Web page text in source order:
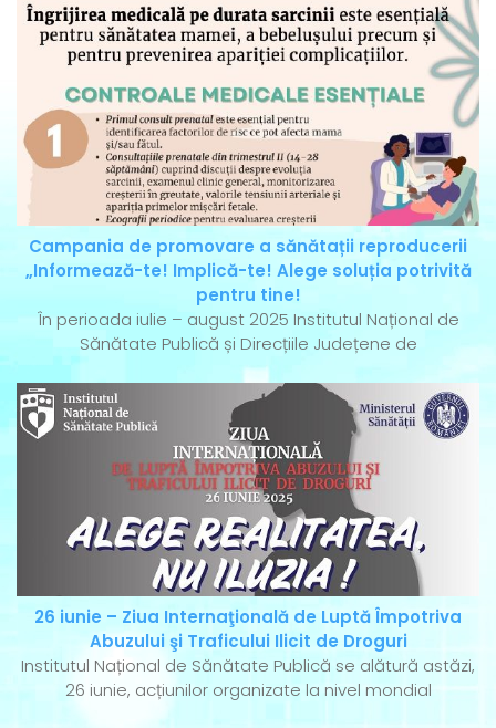
Campania de promovare a sănătații reproducerii
„Informează-te! Implică-te! Alege soluția potrivită
pentru tine!
În perioada iulie – august 2025 Institutul Național de
Sănătate Publică și Direcțiile Județene de
26 iunie – Ziua Internaţională de Luptă Împotriva
Abuzului şi Traficului Ilicit de Droguri
Institutul Național de Sănătate Publică se alătură astăzi,
26 iunie, acțiunilor organizate la nivel mondial